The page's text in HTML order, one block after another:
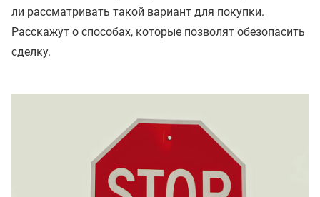
ли рассматривать такой вариант для покупки.
Расскажут о способах, которые позволят обезопасить
сделку.